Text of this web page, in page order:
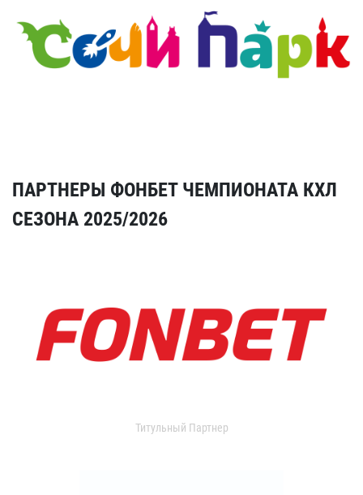
ПАРТНЕРЫ ФОНБЕТ ЧЕМПИОНАТА КХЛ
СЕЗОНА 2025/2026
Титульный Партнер